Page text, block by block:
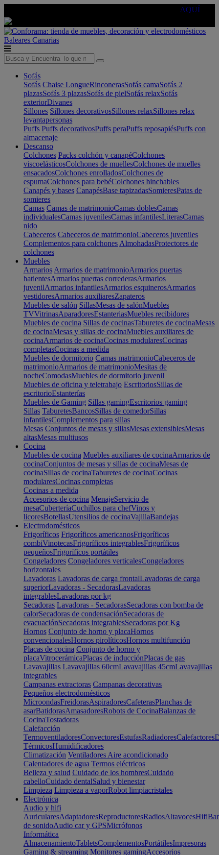
AQUÍ
Baleares Canarias
Sofás
Sofás Chaise LongueRinconerasSofás camaSofás 2
plazasSofás 3 plazasSofás de pielSofás relaxSofás
exteriorDivanes
Sillones Sillones decorativosSillones relaxSillones relax
levantapersonas
Puffs Puffs decorativosPuffs peraPuffs reposapiésPuffs con
almacenaje
Descanso
Colchones Packs colchón y canapéColchones
viscoelásticosColchones de muellesColchones de muelles
ensacadosColchones enrolladosColchones de
espumaColchones para bebéColchones hinchables
Canapés y bases CanapésBase tapizadasSomieresPatas de
somieres
Camas Camas de matrimonioCamas doblesCamas
individualesCamas juvenilesCamas infantilesLiterasCamas
nido
Cabeceros Cabeceros de matrimonioCabeceros juveniles
Complementos para colchones AlmohadasProtectores de
colchones
Muebles
Armarios Armarios de matrimonioArmarios puertas
batientesArmarios puertas correderasArmarios
juvenilArmarios infantilesArmarios esquinerosArmarios
vestidoresArmarios auxiliaresZapateros
Muebles de salón SillasMesas de salónMuebles
TVVitrinasAparadoresEstanteriasMuebles recibidores
Muebles de cocina Sillas de cocinasTaburetes de cocinaMesas
de cocinaMesas y sillas de cocinaMuebles auxiliares de
cocinaArmarios de cocinaCocinas modularesCocinas
completasCocinas a medida
Muebles de dormitorio Camas matrimonioCabeceros de
matrimonioArmarios de matrimonioMesitas de
nocheComodasMuebles de dormitorio juvenil
Muebles de oficina y teletrabajo EscritoriosSillas de
escritorioEstanterías
Muebles de Gaming Sillas gamingEscritorios gaming
Sillas TaburetesBancosSillas de comedorSillas
infantilesComplementos para sillas
Mesas Conjuntos de mesas y sillasMesas extensiblesMesas
altasMesas multiusos
Cocina
Muebles de cocina Muebles auxiliares de cocinaArmarios de
cocinaConjuntos de mesas y sillas de cocinaMesas de
cocinaSillas de cocinaTaburetes de cocinaCocinas
modularesCocinas completas
Cocinas a medida
Accesorios de cocina MenajeServicio de
mesaCuberteríaCuchillos para chefVinos y
licoresBotellasUtensilios de cocinaVajillaBandejas
Electrodomésticos
Frigoríficos Frigoríficos americanosFrigoríficos
combiVinotecasFrigoríficos integrablesFrigoríficos
pequeñosFrigoríficos portátiles
Congeladores Congeladores verticalesCongeladores
horizontales
Lavadoras Lavadoras de carga frontalLavadoras de carga
superiorLavadoras - SecadorasLavadoras
integrablesLavadoras por kg
Secadoras Lavadoras - SecadorasSecadoras con bomba de
calorSecadoras de condensaciónSecadoras de
evacuaciónSecadoras integrablesSecadoras por Kg
Hornos Conjunto de horno y placaHornos
convencionalesHornos pirolíticosHornos multifunción
Placas de cocina Conjunto de horno y
placaVitrocerámicaPlacas de inducciónPlacas de gas
Lavavajillas Lavavajillas 60cmLavavajillas 45cmLavavajillas
integrables
Campanas extractoras Campanas decorativas
Pequeños electrodomésticos
MicroondasFreidorasAspiradoresCafeterasPlanchas de
asarBatidorasAmasadoresRobots de CocinaBalanzas de
CocinaTostadoras
Calefacción
TermoventiladoresConvectoresEstufasRadiadoresCalefactores
TérmicosHumidificadores
Climatización Ventiladores Aire acondicionado
Calentadores de agua Termos eléctricos
Belleza y salud Cuidado de los hombresCuidado
cabelloCuidado dentalSalud y bienestar
Limpieza Limpieza a vaporRobot limpiacristales
Electrónica
Audio y hifi
AuricularesAdaptadoresReproductoresRadiosAltavocesHifi
de sonidoAudio car y GPSMicrófonos
Informática
AlmacenamientoTabletsComplementosPortátilesImpresoras
Gaming & streaming Monitores gamingAccesorios